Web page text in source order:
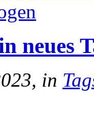
neues
in